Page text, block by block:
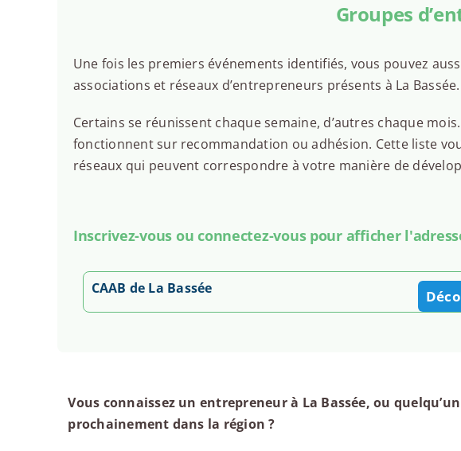
Groupes
Une fois les premiers événements identifiés, vous pouvez
associations et réseaux d’entrepreneurs présents à La Bassée.
Certains se réunissent chaque semaine, d’autres chaque
fonctionnent sur recommandation ou adhésion. Cette liste
réseaux qui peuvent correspondre à votre manière de
Inscrivez-vous ou connectez-vous pour afficher
CAAB de La Bassée
Vous connaissez un entrepreneur à La Bassée, ou
prochainement dans la région ?